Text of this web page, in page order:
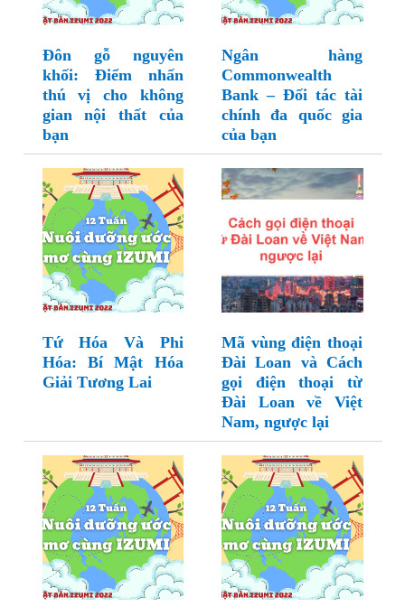
Đôn gỗ nguyên
khối: Điểm nhấn
thú vị cho không
gian nội thất của
bạn
Ngân hàng
Commonwealth
Bank – Đối tác tài
chính đa quốc gia
của bạn
Tứ Hóa Và Phi
Hóa: Bí Mật Hóa
Giải Tương Lai
Mã vùng điện thoại
Đài Loan và Cách
gọi điện thoại từ
Đài Loan về Việt
Nam, ngược lại